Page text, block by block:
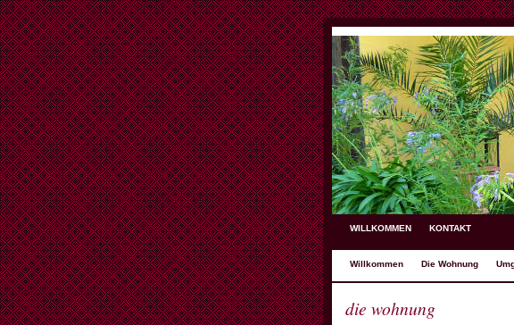
WILLKOMMEN KONTAKT
Willkommen Die Wohnung
die wohnung